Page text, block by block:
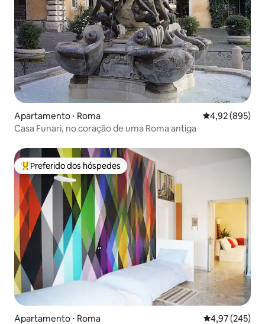
Apartamento ⋅ Roma 4,92 de uma
4,92 (895)
Casa Funari, no coração de uma Roma antiga
Entre os melhores preferidos dos hóspedes
Preferido dos hóspedes
Apartamento ⋅ Roma 4,97 de uma
4,97 (245)